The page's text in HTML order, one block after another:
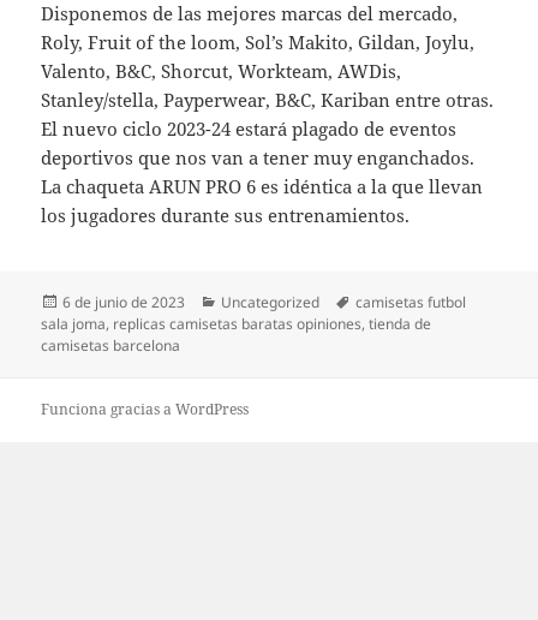
Disponemos de las mejores marcas del mercado,
Roly, Fruit of the loom, Sol’s Makito, Gildan, Joylu,
Valento, B&C, Shorcut, Workteam, AWDis,
Stanley/stella, Payperwear, B&C, Kariban entre otras.
El nuevo ciclo 2023-24 estará plagado de eventos
deportivos que nos van a tener muy enganchados.
La chaqueta ARUN PRO 6 es idéntica a la que llevan
los jugadores durante sus entrenamientos.
Publicado
el
6 de junio de 2023 Categorías
Uncategorized Etiquetas
camisetas futbol
sala joma, replicas camisetas baratas opiniones,tienda de
camisetas barcelona
Funciona gracias a WordPress